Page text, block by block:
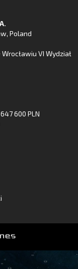
, Poland
VI Wydział
600 PLN